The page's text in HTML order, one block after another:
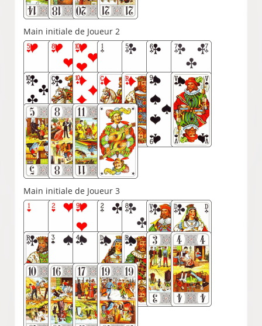
Main initiale de Joueur 2
Main initiale de Joueur 3